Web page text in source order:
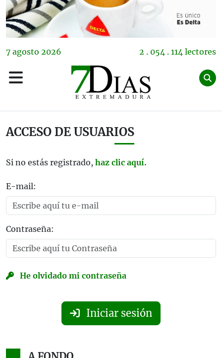
7 agosto 2026 2 . 054 . 114 lectores
ACCESO DE USUARIOS
Si no estás registrado, haz clic aquí.
E-mail:
Contraseña:
He olvidado mi contraseña
Iniciar sesión